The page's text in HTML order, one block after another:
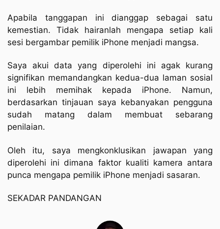
Apabila tanggapan ini dianggap sebagai satu
kemestian. Tidak hairanlah mengapa setiap kali
sesi bergambar pemilik iPhone menjadi mangsa.
Saya akui data yang diperolehi ini agak kurang
signifikan memandangkan kedua-dua laman sosial
ini lebih memihak kepada iPhone. Namun,
berdasarkan tinjauan saya kebanyakan pengguna
sudah matang dalam membuat sebarang
penilaian.
Oleh itu, saya mengkonklusikan jawapan yang
diperolehi ini dimana faktor kualiti kamera antara
punca mengapa pemilik iPhone menjadi sasaran.
SEKADAR PANDANGAN